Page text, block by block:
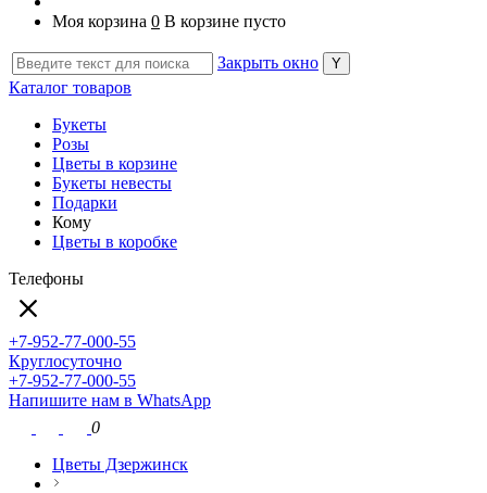
Моя корзина 0 В корзине пусто
Закрыть окно
Каталог товаров
Букеты
Розы
Цветы в корзине
Букеты невесты
Подарки
Кому
Цветы в коробке
Телефоны
+7-952-77-000-55
Круглосуточно
+7-952-77-000-55
Напишите нам в WhatsApp
0
Цветы Дзержинск